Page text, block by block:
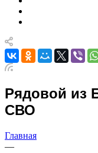
Рядовой из
СВО
Главная
—